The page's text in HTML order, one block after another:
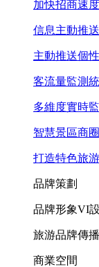
加快招商速
信息主動推
主動推送個
客流量監測
多維度實時
智慧景區商
打造特色旅
品牌策劃
品牌形象VI
旅游品牌傳播
商業空間